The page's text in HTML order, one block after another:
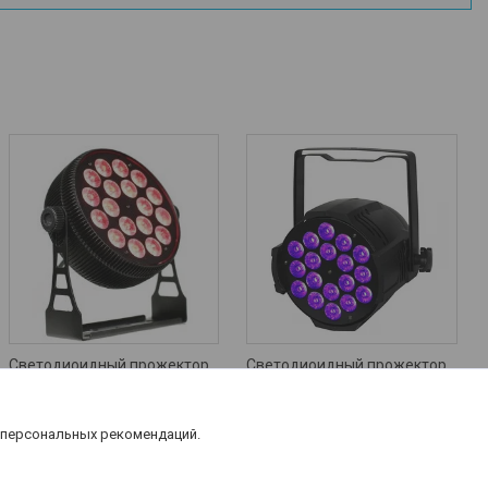
Светодиоидный прожектор
Светодиоидный прожектор
рекомендаций.